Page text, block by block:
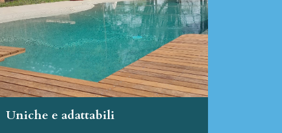
Uniche e adattabili